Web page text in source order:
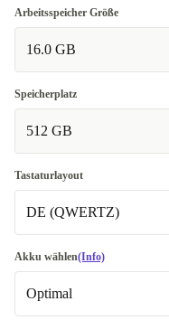
Arbeitsspeicher Größe
16.0 GB
Speicherplatz
512 GB
Tastaturlayout
DE (QWERTZ)
DE (QWERTZ)
ES (QWERTY)
Akku wählen(Info)
Optimal